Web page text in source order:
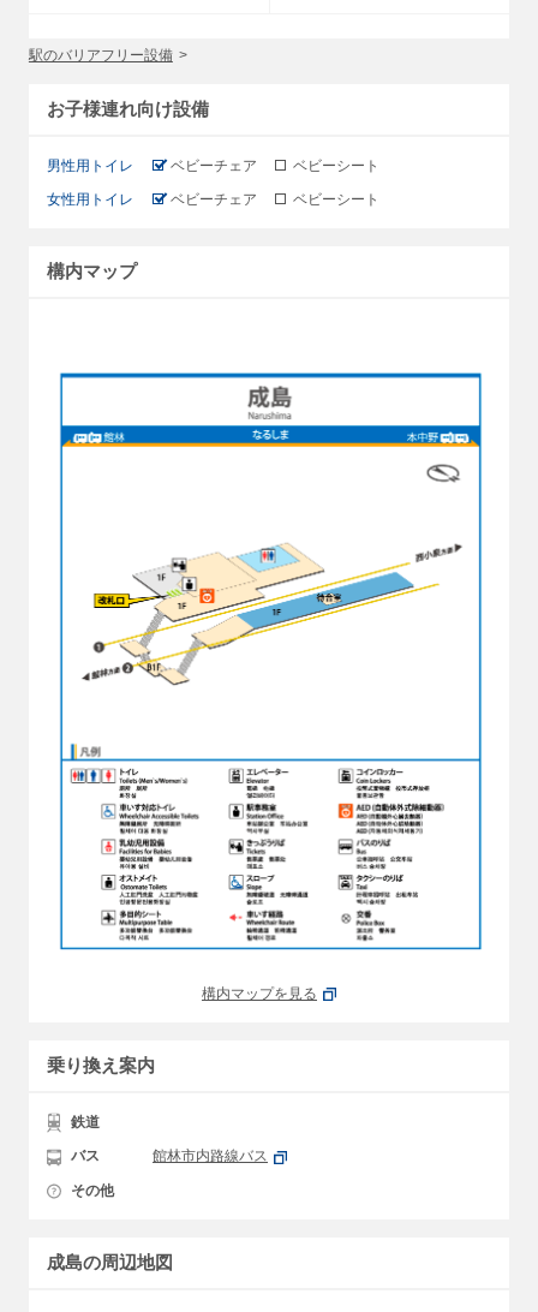
駅のバリアフリー設備
お子様連れ向け設備
男性用トイレ ベビーチェア
ベビーシート
女性用トイレ
ベビーチェア ベビーシート
構内マップ
構内マップを見る
乗り換え案内
鉄道
バス 館林市内路線バス
その他
成島の周辺地図